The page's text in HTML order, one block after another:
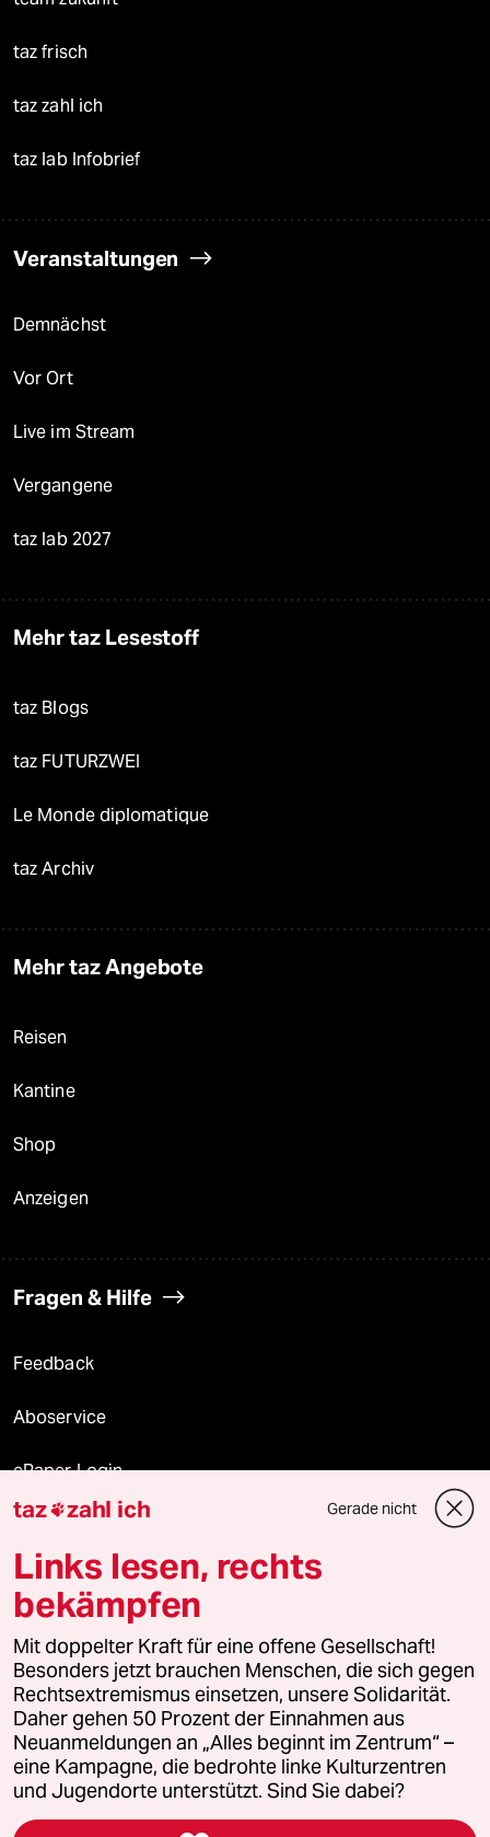
taz frisch
taz zahl ich
taz lab Infobrief
Veranstaltungen
Demnächst
Vor Ort
Live im Stream
Vergangene
taz lab 2027
Mehr taz Lesestoff
taz Blogs
taz FUTURZWEI
Le Monde diplomatique
taz Archiv
Mehr taz Angebote
Reisen
Kantine
Shop
Anzeigen
Fragen & Hilfe
Feedback
Aboservice
ePaper Login
Downloads für Abonnierende
© 2026 taz Verlags und Vertriebs GmbH
Alle Rechte vorbehalten. Bei rechtlichen Fragen oder für Genehmigungen
wenden Sie sich bitte an
lizenzen@taz.de
Feedback Redaktionsstatut Kommune-Richtlinien
Leitlinie Informant Datenschutz Impressum AGB
taz zahl ich Gerade nicht
Links lesen, rechts
bekämpfen
Mit doppelter Kraft für eine offene Gesellschaft!
Besonders jetzt brauchen Menschen, die sich gegen
Rechtsextremismus einsetzen, unsere Solidarität.
Daher gehen 50 Prozent der Einnahmen aus
Neuanmeldungen an „Alles beginnt im Zentrum“ –
eine Kampagne, die bedrohte linke Kulturzentren
und Jugendorte unterstützt. Sind Sie dabei?